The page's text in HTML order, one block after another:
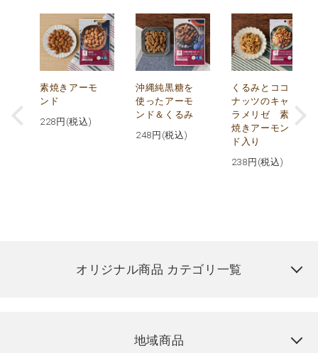
素焼きアーモ
ンド
228 円(税込)
沖縄純黒糖を
使ったアーモ
ンド＆くるみ
248 円(税込)
くるみとココ
ナッツのキャ
ラメリゼ 素
焼きアーモン
ド入り
238 円(税込)
オリジナル商品 カテゴリ一覧
地域商品